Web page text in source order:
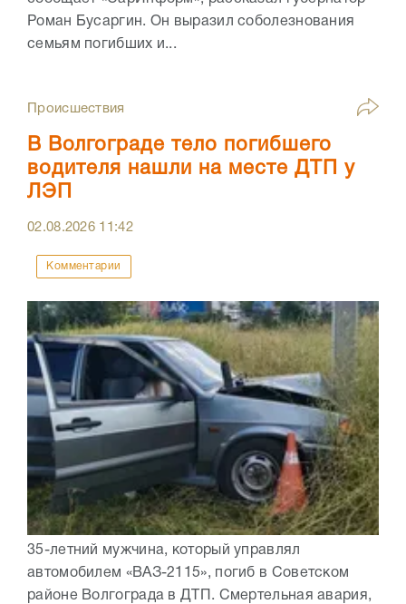
Роман Бусаргин. Он выразил соболезнования
семьям погибших и...
Происшествия
В Волгограде тело погибшего
водителя нашли на месте ДТП у
ЛЭП
02.08.2026 11:42
Комментарии
35-летний мужчина, который управлял
автомобилем «ВАЗ-2115», погиб в Советском
районе Волгограда в ДТП. Смертельная авария,